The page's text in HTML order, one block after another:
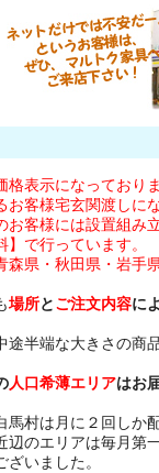
表示になっておりま
客様宅玄関渡しにな
お客様には設置組み
で行っています。
森県・秋田県・岩手
場所とご注文内容に
途半端な大きさの商
人口希薄エリアはお
馬村は月に２回しか
辺のエリアは毎月第
ざいました。